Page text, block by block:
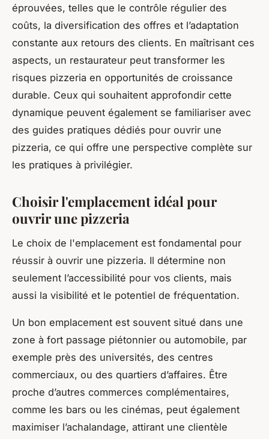
éprouvées, telles que le contrôle régulier des
coûts, la diversification des offres et l’adaptation
constante aux retours des clients. En maîtrisant ces
aspects, un restaurateur peut transformer les
risques pizzeria en opportunités de croissance
durable. Ceux qui souhaitent approfondir cette
dynamique peuvent également se familiariser avec
des guides pratiques dédiés pour ouvrir une
pizzeria, ce qui offre une perspective complète sur
les pratiques à privilégier.
Choisir l'emplacement idéal pour
ouvrir une pizzeria
Le choix de l'emplacement est fondamental pour
réussir à ouvrir une pizzeria. Il détermine non
seulement l’accessibilité pour vos clients, mais
aussi la visibilité et le potentiel de fréquentation.
Un bon emplacement est souvent situé dans une
zone à fort passage piétonnier ou automobile, par
exemple près des universités, des centres
commerciaux, ou des quartiers d’affaires. Être
proche d’autres commerces complémentaires,
comme les bars ou les cinémas, peut également
maximiser l’achalandage, attirant une clientèle